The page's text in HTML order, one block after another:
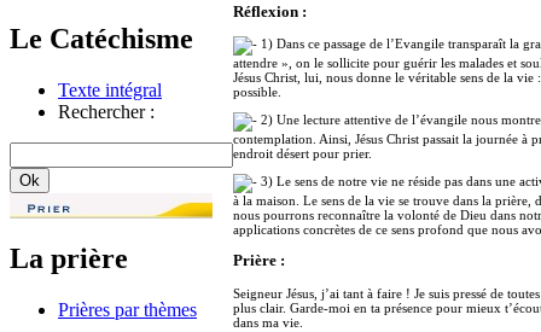
Le Catéchisme
Texte intégral
Rechercher :
La prière
Prières par thèmes
Réflexion :
1) Dans ce passage de l’Evangile transparaît la
attendre », on le sollicite pour guérir les malades et
Jésus Christ, lui, nous donne le véritable sens de la
possible.
2) Une lecture attentive de l’évangile nous
contemplation. Ainsi, Jésus Christ passait la journée à
endroit désert pour prier.
3) Le sens de notre vie ne réside pas dans une
à la maison. Le sens de la vie se trouve dans la prière,
nous pourrons reconnaître la volonté de Dieu dans
applications concrètes de ce sens profond que nous
Prière :
Seigneur Jésus, j’ai tant à faire ! Je suis pressé de
plus clair. Garde-moi en ta présence pour mieux
dans ma vie.